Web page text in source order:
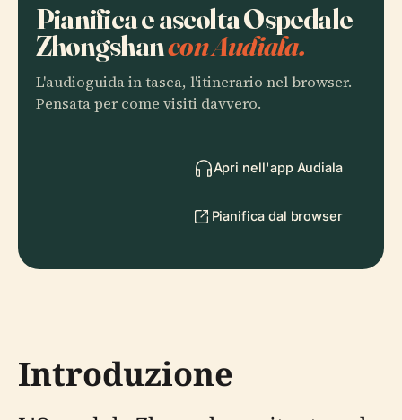
Pianifica e ascolta Ospedale
Zhongshancon Audiala.
L'audioguida in tasca, l'itinerario nel browser.
Pensata per come visiti davvero.
Apri nell'app Audiala
Pianifica dal browser
Introduzione